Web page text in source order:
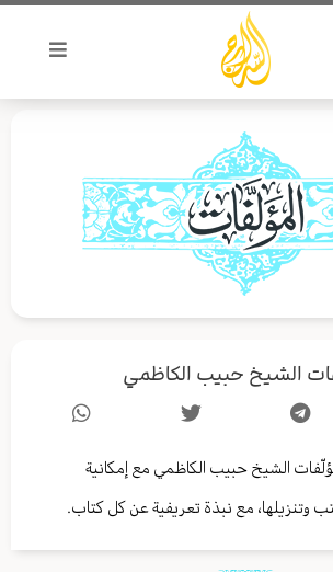
الشيخ حبيب الكاظمي
الشيخ حبيب الكاظمي مع إمكانية
وتنزيلها، مع نبذة تعريفية عن كل كتاب.